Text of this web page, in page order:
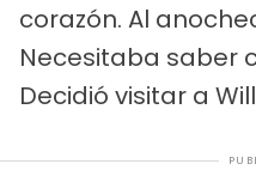
corazón. Al
Necesitaba saber
Decidió visitar a